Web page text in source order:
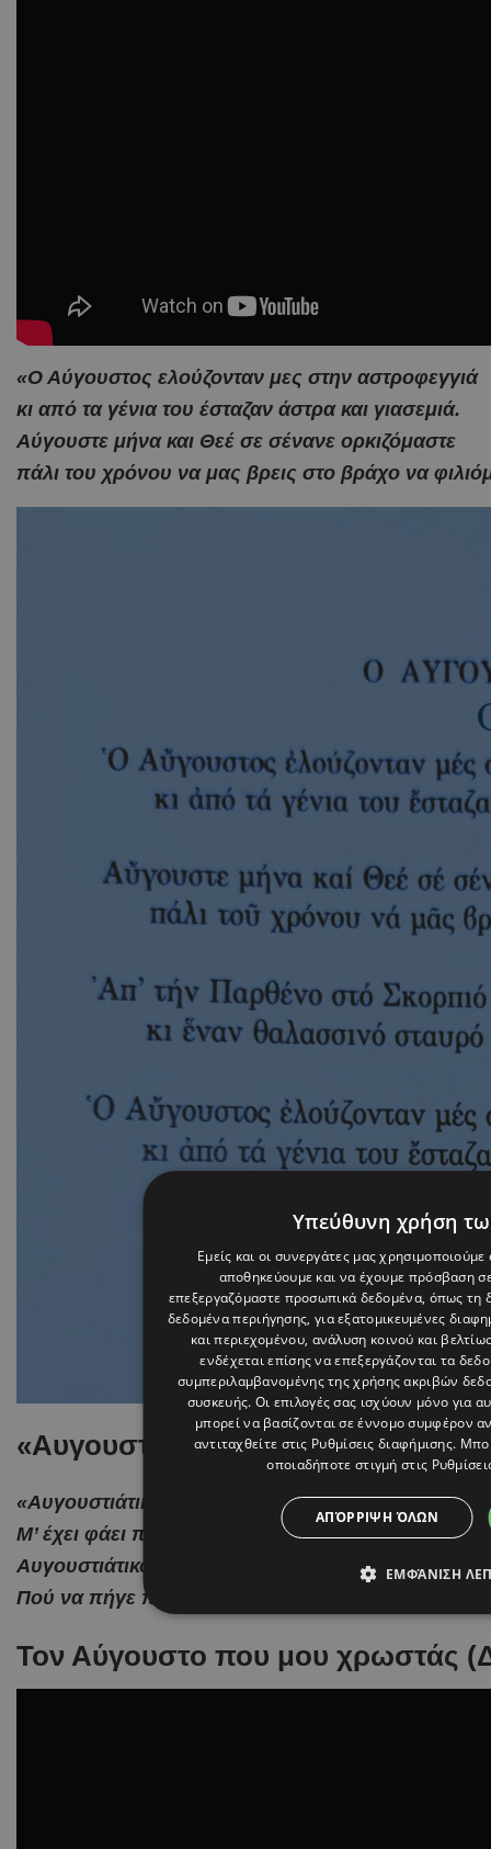
«Ο Αύγουστος ελούζονταν μες στην αστροφεγγιά
κι από τα γένια του έσταζαν άστρα και γιασεμιά.
Αύγουστε μήνα και Θεέ σε σένανε ορκιζόμαστε
πάλι του χρόνου να μας βρεις στο βράχο να
«Αυγουστιάτικο Φεγγάρι»
«Αυγουστιάτικο φεγγάρι όσα σου ‘χω πει
Μ’ έχει φάει πάλι η έννοια που ‘φυγε αυτή
Αυγουστιάτικο φεγγάρι που ‘σαι σαν φωτιά
Πού να πήγε πού γυρίζει πεσ μου πού γυρνά πού
Τον Αύγουστο που μου χρωστάς
Υπεύθυνη χρήση
Εμείς και οι συνεργάτες μας
αποθηκεύουμε και να έχουμε πρόσβαση
επεξεργαζόμαστε προσωπικά δεδομένα, όπως τη
δεδομένα περιήγησης, για εξατομικευμένες
και περιεχομένου, ανάλυση κοινού και
ενδέχεται επίσης να επεξεργάζονται τα
συμπεριλαμβανομένης της χρήσης ακριβών
συσκευής. Οι επιλογές σας ισχύουν μόνο για
μπορεί να βασίζονται σε έννομο συμφέρον
αντιταχθείτε στις Ρυθμίσεις διαφήμισης.
οποιαδήποτε στιγμή στις
ΑΠΌΡΡΙΨΗ ΌΛΩΝ
ΕΜΦΆΝΙΣΗ